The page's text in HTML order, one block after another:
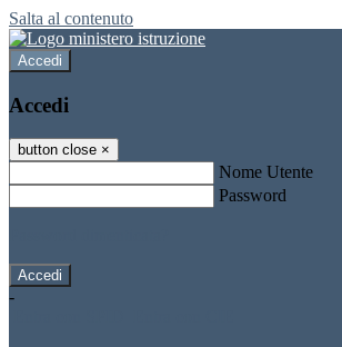
Salta al contenuto
Accedi
Accedi
button close ×
Nome Utente
Password
-